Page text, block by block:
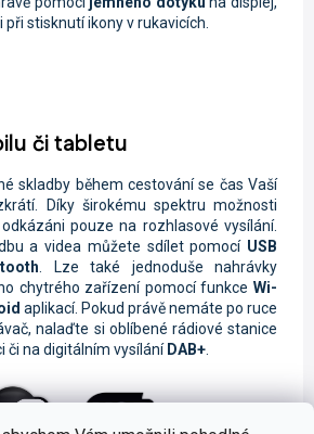
při stisknutí ikony v rukavicích.
či tabletu
skladby během cestování se čas Vaší
Díky širokému spektru možnosti
pouze na rozhlasové vysílání.
a videa můžete sdílet pomocí USB
. Lze také jednoduše nahrávky
chytrého zařízení pomocí funkce Wi-
aplikací. Pokud právě nemáte po ruce
nalaďte si oblíbené rádiové stanice
či na digitálním vysíláníDAB+